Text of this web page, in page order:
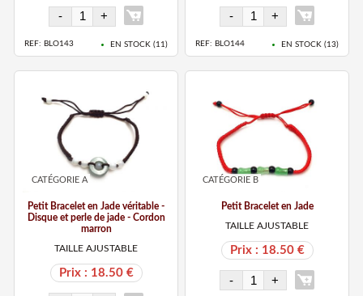
REF: BLO143 EN STOCK ( 11 ) REF: BLO144 EN STOCK ( 13)
CATÉGORIE A
Petit Bracelet en Jade véritable -
Disque et perle de jade - Cordon
marron
TAILLE AJUSTABLE
Prix : 18.50 €
CATÉGORIE B
Petit Bracelet en Jade
TAILLE AJUSTABLE
Prix : 18.50 €